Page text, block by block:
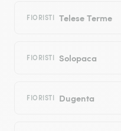
FIORISTI Telese Terme
FIORISTI Solopaca
FIORISTI Dugenta